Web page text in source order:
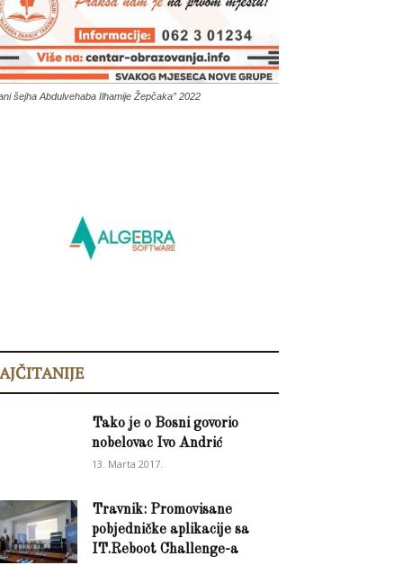
šejha Abdulvehaba Ilhamije Žepčaka” 2022
Tako je o Bosni govorio
nobelovac Ivo Andrić
13. Marta 2017.
Travnik: Promovisane
pobjedničke aplikacije sa
IT.Reboot Challenge-a